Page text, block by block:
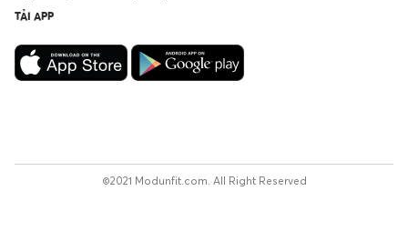
TẢI APP
©2021 Modunfit.com. All Right Reserved